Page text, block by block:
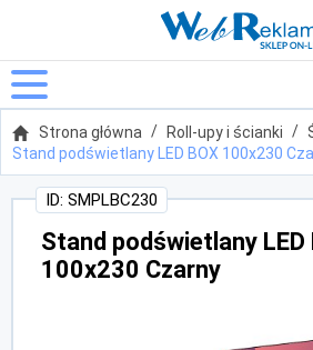
Strona główna Roll-upy i ścianki
Stand podświetlany LED BOX 100x230
Stand podświetlany LED
100x230 Czarny
ID: SMPLBC230